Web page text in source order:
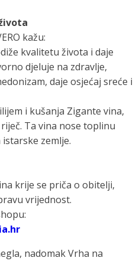
kažu:
kvalitetu života i daje
djeluje na zdravlje,
daje osjećaj sreće i
i kušanja Zigante vina,
Ta vina nose toplinu
zemlje.
krije se priča o obitelji,
vrijednost.
nadomak Vrha na